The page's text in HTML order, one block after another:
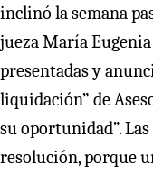
inclinó la semana
jueza María
presentadas y
liquidación” de
su oportunidad”.
resolución, porque